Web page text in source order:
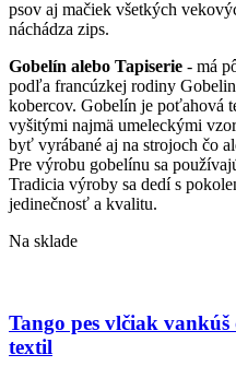
psov aj mačiek všetkých
náchádza zips.
Gobelín alebo Tapiserie - má
podľa francúzkej rodiny
kobercov. Gobelín je poťahová
vyšitými najmä umeleckými
byť vyrábané aj na strojoch čo
Pre výrobu gobelínu sa
Tradicia výroby sa dedí s
jedinečnosť a kvalitu.
Na sklade
Tango pes vlčiak
textil